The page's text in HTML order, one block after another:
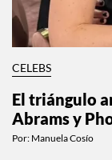
CELEBS
El triángulo
Abrams y
Por: Manuela Cosío